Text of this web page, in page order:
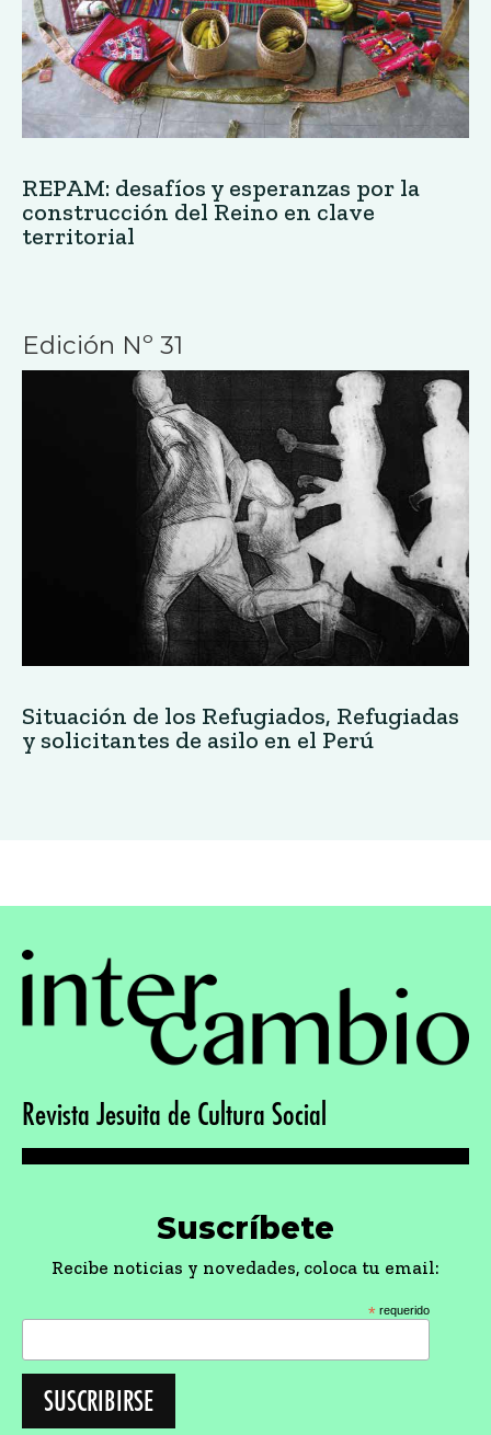
REPAM: desafíos y esperanzas por la
construcción del Reino en clave
territorial
Edición Nº 31
Situación de los Refugiados, Refugiadas
y solicitantes de asilo en el Perú
Revista Jesuita de Cultura Social
Suscríbete
Recibe noticias y novedades, coloca tu email:
* requerido